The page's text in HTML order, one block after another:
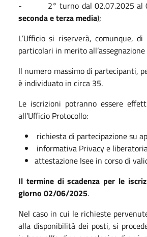
- 2° turno dal 02.07.2025 al
seconda e terza media);
L’Ufficio si riserverà, comunque,
particolari in merito
Il numero massimo di partecipanti,
è individuato in circa 35.
Le iscrizioni potranno essere
all’Ufficio Protocollo:
richiesta di partecipazione su
informativa Privacy e
attestazione Isee in corso di
Il termine di scadenza per le
giorno 02/06/2025.
Nel caso in cui le richieste
alla disponibilità dei posti, si